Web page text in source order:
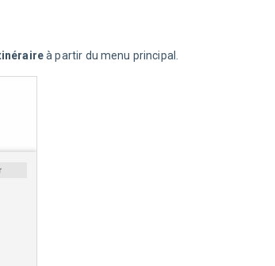
à partir du menu principal.